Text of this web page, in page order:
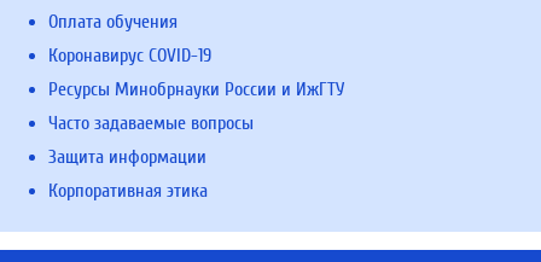
Оплата обучения
Коронавирус COVID-19
Ресурсы Минобрнауки России и ИжГТУ
Часто задаваемые вопросы
Защита информации
Корпоративная этика